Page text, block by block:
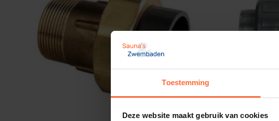
Toestemming
Deze website maakt gebruik van cookies